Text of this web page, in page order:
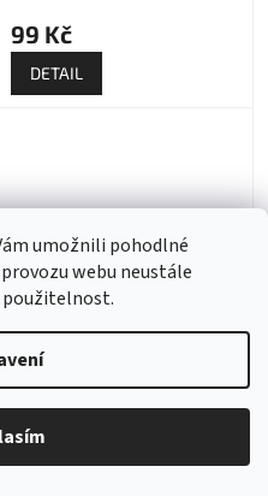
umožnili pohodlné
webu neustále
použitelnost.
99 Kč
DETAIL
Sportovní řemínek na
Apple Watch - Navy
modrý-bílý
Skladem
209 Kč